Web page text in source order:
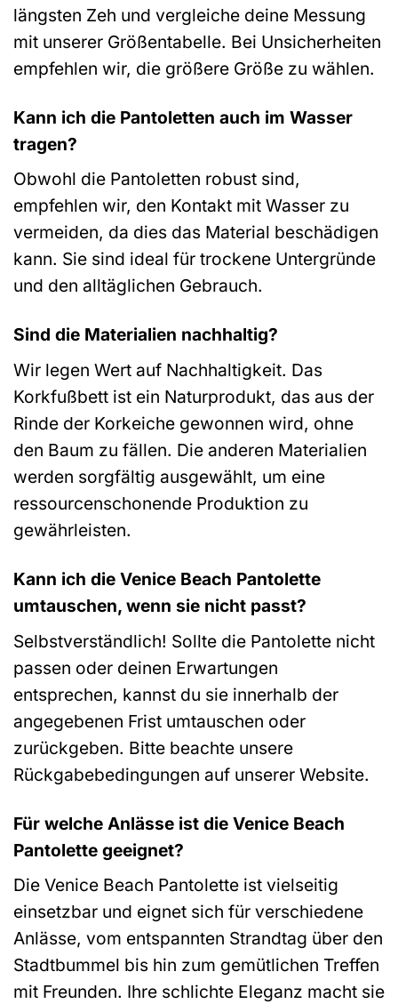
längsten Zeh und vergleiche deine Messung
mit unserer Größentabelle. Bei Unsicherheiten
empfehlen wir, die größere Größe zu wählen.
Kann ich die Pantoletten auch im Wasser
tragen?
Obwohl die Pantoletten robust sind,
empfehlen wir, den Kontakt mit Wasser zu
vermeiden, da dies das Material beschädigen
kann. Sie sind ideal für trockene Untergründe
und den alltäglichen Gebrauch.
Sind die Materialien nachhaltig?
Wir legen Wert auf Nachhaltigkeit. Das
Korkfußbett ist ein Naturprodukt, das aus der
Rinde der Korkeiche gewonnen wird, ohne
den Baum zu fällen. Die anderen Materialien
werden sorgfältig ausgewählt, um eine
ressourcenschonende Produktion zu
gewährleisten.
Kann ich die Venice Beach Pantolette
umtauschen, wenn sie nicht passt?
Selbstverständlich! Sollte die Pantolette nicht
passen oder deinen Erwartungen
entsprechen, kannst du sie innerhalb der
angegebenen Frist umtauschen oder
zurückgeben. Bitte beachte unsere
Rückgabebedingungen auf unserer Website.
Für welche Anlässe ist die Venice Beach
Pantolette geeignet?
Die Venice Beach Pantolette ist vielseitig
einsetzbar und eignet sich für verschiedene
Anlässe, vom entspannten Strandtag über den
Stadtbummel bis hin zum gemütlichen Treffen
mit Freunden. Ihre schlichte Eleganz macht sie